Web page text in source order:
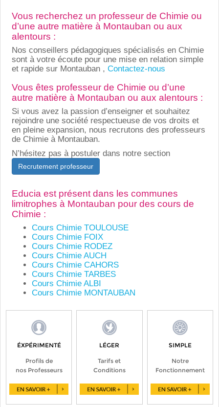
Vous recherchez un professeur de Chimie ou
d’une autre matière à Montauban ou aux
alentours :
Nos conseillers pédagogiques spécialisés en Chimie
sont à votre écoute pour une mise en relation simple
et rapide sur Montauban , Contactez-nous
Vous êtes professeur de Chimie ou d’une
autre matière à Montauban ou aux alentours :
Si vous avez la passion d’enseigner et souhaitez
rejoindre une société respectueuse de vos droits et
en pleine expansion, nous recrutons des professeurs
de Chimie à Montauban.
N’hésitez pas à postuler dans notre section
Recrutement professeur
Educia est présent dans les communes
limitrophes à Montauban pour des cours de
Chimie :
Cours Chimie TOULOUSE
Cours Chimie FOIX
Cours Chimie RODEZ
Cours Chimie AUCH
Cours Chimie CAHORS
Cours Chimie TARBES
Cours Chimie ALBI
Cours Chimie MONTAUBAN
ÉXPÉRIMENTÉ
Profils de
nos Professeurs
LÉGER
Tarifs et
Conditions
SIMPLE
Notre
Fonctionnement